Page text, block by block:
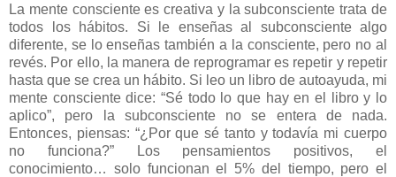
La mente consciente es creativa y la subconsciente trata de
todos los hábitos. Si le enseñas al subconsciente algo
diferente, se lo enseñas también a la consciente, pero no al
revés. Por ello, la manera de reprogramar es repetir y repetir
hasta que se crea un hábito. Si leo un libro de autoayuda, mi
mente consciente dice: “Sé todo lo que hay en el libro y lo
aplico”, pero la subconsciente no se entera de nada.
Entonces, piensas: “¿Por que sé tanto y todavía mi cuerpo
no funciona?” Los pensamientos positivos, el
conocimiento… solo funcionan el 5% del tiempo, pero el